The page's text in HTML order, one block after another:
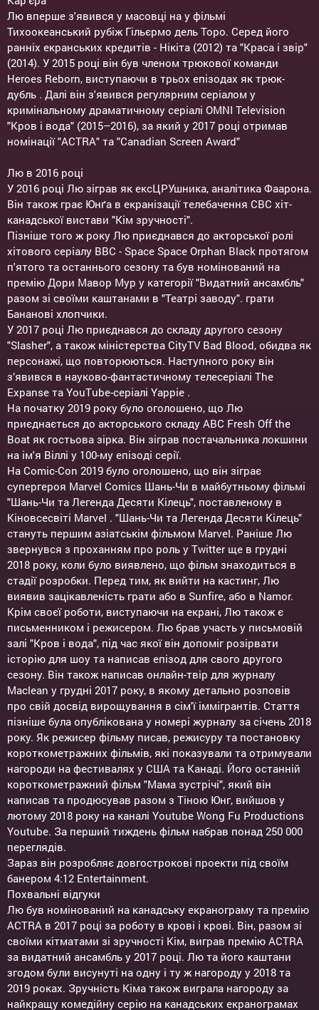
Лю вперше з'явився у масовці на у фільмі
Тихоокеанський рубіж Гільєрмо дель Торо. Серед його
ранніх екранських кредитів - Нікіта (2012) та "Краса і звір"
(2014). У 2015 році він був членом трюкової команди
Heroes Reborn, виступаючи в трьох епізодах як трюк-
дубль . Далі він з'явився регулярним серіалом у
кримінальному драматичному серіалі OMNI Television
"Кров і вода" (2015–2016), за який у 2017 році отримав
номінації "ACTRA" та "Canadian Screen Award"
Лю в 2016 році
У 2016 році Лю зіграв як ексЦРУшника, аналітика Фаарона.
Він також грає Юнґа в екранізації телебачення CBC хіт-
канадської вистави "Кім зручності".
Пізніше того ж року Лю приєднався до акторської ролі
хітового серіалу BBC - Space Space Orphan Black протягом
п'ятого та останнього сезону та був номінований на
премію Дори Мавор Мур у категорії "Видатний ансамбль"
разом зі своїми каштанами в "Театрі заводу". грати
Бананові хлопчики.
У 2017 році Лю приєднався до складу другого сезону
"Slasher", а також міністерства CityTV Bad Blood, обидва як
персонажі, що повторюються. Наступного року він
з’явився в науково-фантастичному телесеріалі The
Expanse та YouTube-серіалі Yappie .
На початку 2019 року було оголошено, що Лю
приєднається до акторського складу ABC Fresh Off the
Boat як гостьова зірка. Він зіграв постачальника локшини
на ім'я Віллі у 100-му епізоді серії.
На Comic-Con 2019 було оголошено, що він зіграє
супергероя Marvel Comics Шань-Чи в майбутньому фільмі
"Шань-Чи та Легенда Десяти Кілець", поставленому в
Кіновсесвіті Marvel . "Шань-Чи та Легенда Десяти Кілець"
стануть першим азіатськім фільмом Marvel. Раніше Лю
звернувся з проханням про роль у Twitter ще в грудні
2018 року, коли було виявлено, що фільм знаходиться в
стадії розробки. Перед тим, як вийти на кастинг, Лю
виявив зацікавленість грати або в Sunfire, або в Namor.
Крім своєї роботи, виступаючи на екрані, Лю також є
письменником і режисером. Лю брав участь у письмовій
залі "Кров і вода", під час якої він допоміг розірвати
історію для шоу та написав епізод для свого другого
сезону. Він також написав онлайн-твір для журналу
Maclean у грудні 2017 року, в якому детально розповів
про свій досвід вирощування в сім'ї іммігрантів. Стаття
пізніше була опублікована у номері журналу за січень 2018
року. Як режисер фільму писав, режисуру та постановку
короткометражних фільмів, які показували та отримували
нагороди на фестивалях у США та Канаді. Його останній
короткометражний фільм "Мама зустрічі", який він
написав та продюсував разом з Тіною Юнг, вийшов у
лютому 2018 року на каналі Youtube Wong Fu Productions
Youtube. За перший тиждень фільм набрав понад 250 000
переглядів.
Зараз він розробляє довгострокові проекти під своїм
банером 4:12 Entertainment.
Похвальні відгуки
Лю був номінований на канадську екранограму та премію
ACTRA в 2017 році за роботу в крові і крові. Він, разом зі
своїми кітматами зі зручності Кім, виграв премію ACTRA
за видатний ансамбль у 2017 році. Лю та його каштани
згодом були висунуті на одну і ту ж нагороду у 2018 та
2019 роках. Зручність Кіма також виграла нагороду за
найкращу комедійну серію на канадських екранограмах